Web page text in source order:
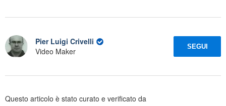
Pier Luigi Crivelli
Video Maker
SEGUI
Questo articolo è stato curato e verificato da